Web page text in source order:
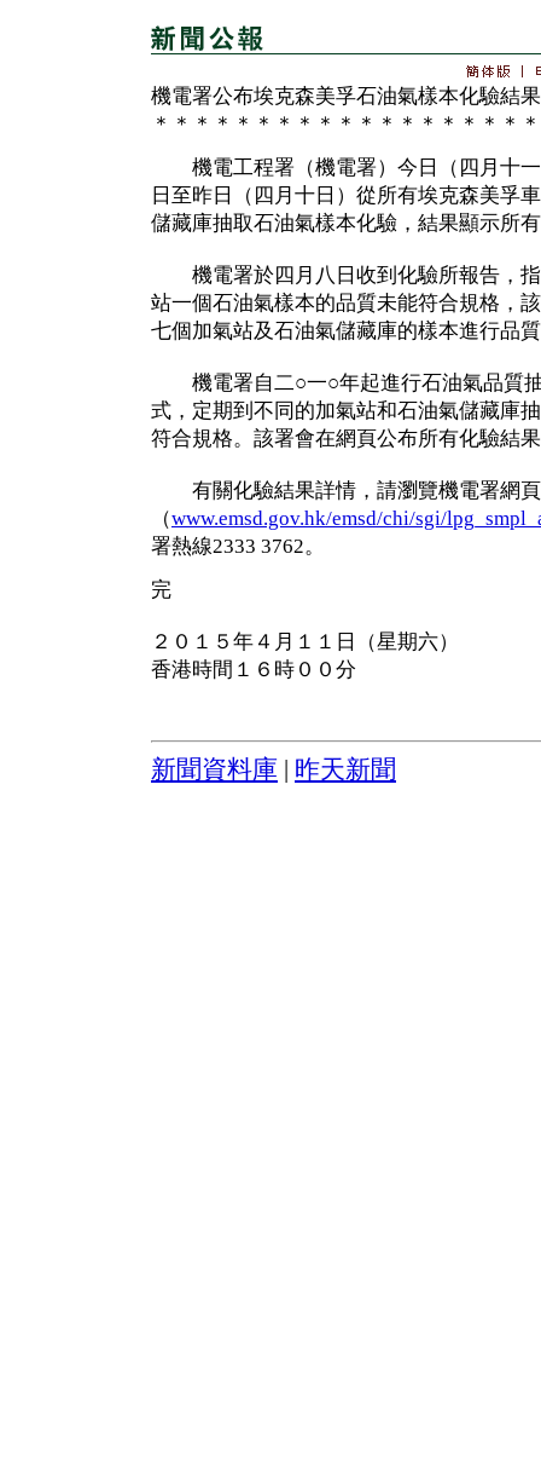
機電署公布埃克森美孚石油氣樣本化驗結果
＊＊＊＊＊＊＊＊＊＊＊＊＊＊＊＊＊＊＊
機電工程署（機電署）今日（四月十一
日至昨日（四月十日）從所有埃克森美孚
儲藏庫抽取石油氣樣本化驗，結果顯示所
機電署於四月八日收到化驗所報告，指
站一個石油氣樣本的品質未能符合規格，
七個加氣站及石油氣儲藏庫的樣本進行品
機電署自二○一○年起進行石油氣品質
式，定期到不同的加氣站和石油氣儲藏庫
符合規格。該署會在網頁公布所有化驗結
有關化驗結果詳情，請瀏覽機電署網頁
（www.emsd.gov.hk/emsd/chi/sgi/
署熱線2333 3762。
完
２０１５年４月１１日（星期六）
香港時間１６時００分
新聞資料庫 昨天新聞